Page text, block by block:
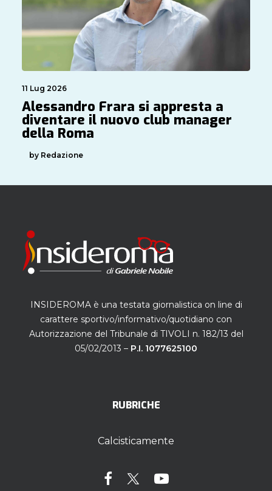
11 Lug 2026
Alessandro Frara si appresta a
diventare il nuovo club manager
della Roma
by Redazione
INSIDEROMA è una testata giornalistica on line di
carattere sportivo/informativo/quotidiano con
Autorizzazione del Tribunale di TIVOLI n. 182/13 del
05/02/2013 – P.I. 1077625100
RUBRICHE
Calcisticamente